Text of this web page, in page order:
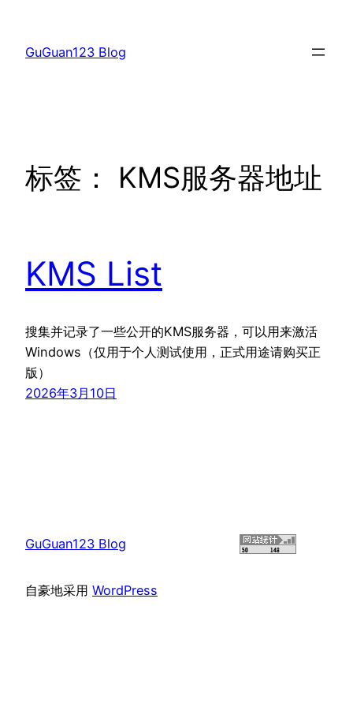
GuGuan123 Blog
标签： KMS服务器地址
KMS List
搜集并记录了一些公开的KMS服务器，可以用来激活
Windows（仅用于个人测试使用，正式用途请购买正
版）
2026年3月10日
GuGuan123 Blog
自豪地采用 WordPress